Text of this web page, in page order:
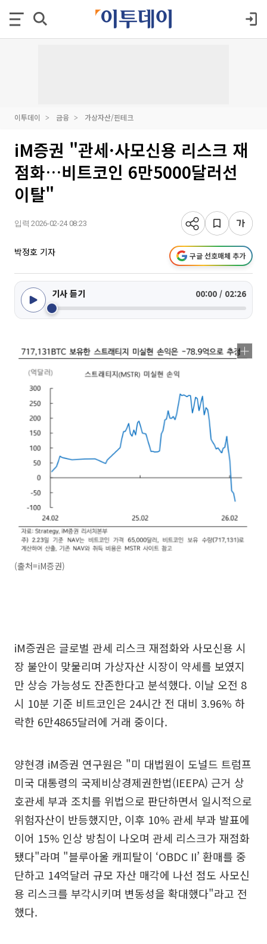
이투데이 금융 가상자산/핀테크
iM증권 "관세·사모신용 리스크 재
점화…비트코인 6만5000달러선
이탈"
입력 2026-02-24 08:23
박정호 기자 구글 선호매체 추가
기사 듣기 00:00 / 02:26
(출처=iM증권)
iM증권은 글로벌 관세 리스크 재점화와 사모신용 시
장 불안이 맞물리며 가상자산 시장이 약세를 보였지
만 상승 가능성도 잔존한다고 분석했다. 이날 오전 8
시 10분 기준 비트코인은 24시간 전 대비 3.96% 하
락한 6만4865달러에 거래 중이다.
양현경 iM증권 연구원은 "미 대법원이 도널드 트럼프
미국 대통령의 국제비상경제권한법(IEEPA) 근거 상
호관세 부과 조치를 위법으로 판단하면서 일시적으로
위험자산이 반등했지만, 이후 10% 관세 부과 발표에
이어 15% 인상 방침이 나오며 관세 리스크가 재점화
됐다"라며 "블루아울 캐피탈이 ‘OBDC II’ 환매를 중
단하고 14억달러 규모 자산 매각에 나선 점도 사모신
용 리스크를 부각시키며 변동성을 확대했다"라고 전
했다.